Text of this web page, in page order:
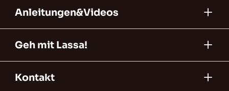
Anleitungen&Videos
Geh mit Lassa!
Kontakt